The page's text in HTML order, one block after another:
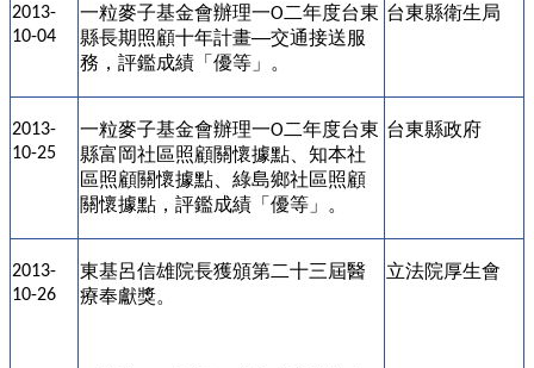
2013-
10-04
一粒麥子基金會辦理一O二年度台東
縣長期照顧十年計畫──交通接送服
務，評鑑成績 「優等」。
台東縣衛生局
2013-
10-25
一粒麥子基金會辦理一O二年度台東
縣富岡社區照顧關懷據點、知本社
區照顧關懷據點、綠島鄉社區照顧
關懷據點，評鑑成績「優等」。
台東縣政府
2013-
10-26
東基呂信雄院長獲頒第二十三屆醫
療奉獻獎。
立法院厚生會